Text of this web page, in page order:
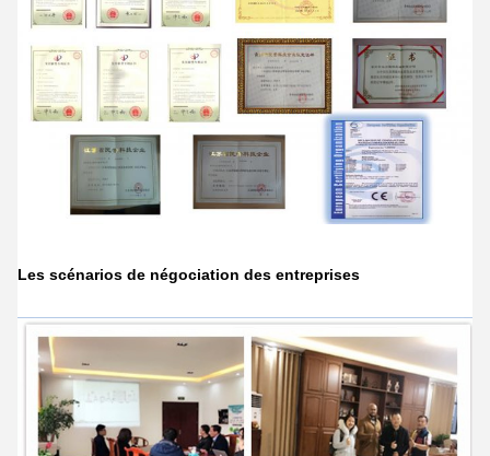
Les scénarios de négociation des entreprises